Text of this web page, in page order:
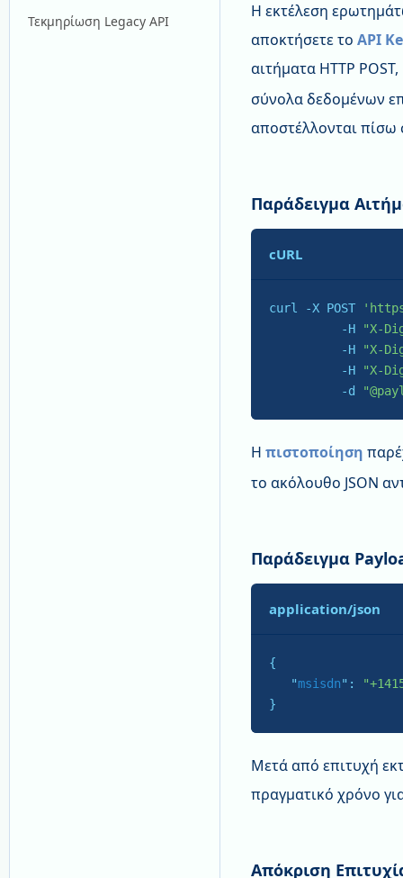
Τεκμηρίωση Legacy API
Η εκτέλεση
αποκτήσετε το API
αιτήματα HTTP
σύνολα δεδομένων
αποστέλλονται πίσω
Παράδειγμα
cURL
curl -X POST
          -H
"X-
          -H
"X-
          -H
"X-
-d
Η πιστοποίηση
το ακόλουθο JSON
Παράδειγμα
application/json
{
   "
msisdn":
}
Μετά από επιτυχή
πραγματικό χρόνο
Απόκριση